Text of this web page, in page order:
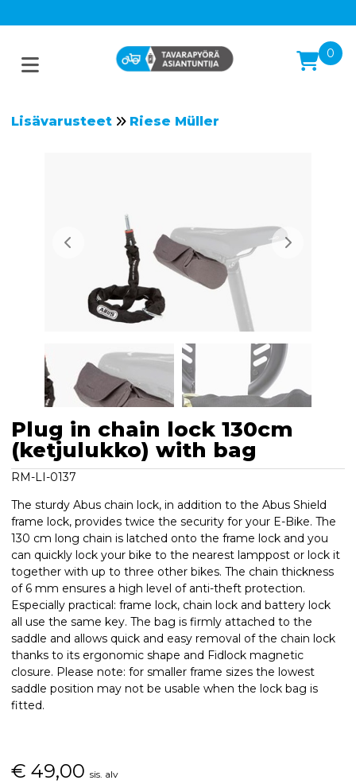
0
Lisävarusteet Riese Müller
Plug in chain lock 130cm
(ketjulukko) with bag
RM-LI-0137
The sturdy Abus chain lock, in addition to the Abus Shield
frame lock, provides twice the security for your E-Bike. The
130 cm long chain is latched onto the frame lock and you
can quickly lock your bike to the nearest lamppost or lock it
together with up to three other bikes. The chain thickness
of 6 mm ensures a high level of anti-theft protection.
Especially practical: frame lock, chain lock and battery lock
all use the same key. The bag is firmly attached to the
saddle and allows quick and easy removal of the chain lock
thanks to its ergonomic shape and Fidlock magnetic
closure. Please note: for smaller frame sizes the lowest
saddle position may not be usable when the lock bag is
fitted.
€ 49,00 sis. alv